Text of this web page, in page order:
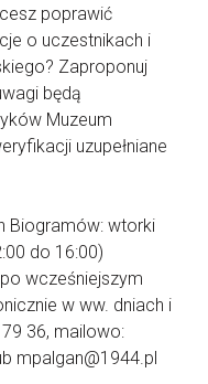
poprawić
o uczestnikach i
Zaproponuj
będą
Muzeum
uzupełniane
Biogramów: wtorki
do 16:00)
wcześniejszym
w ww. dniach i
36, mailowo:
mpalgan@1944.pl